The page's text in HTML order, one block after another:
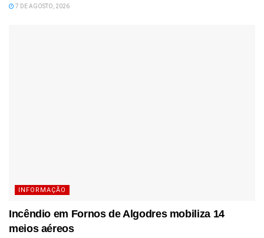
7 DE AGOSTO, 2026
INFORMAÇÃO
Incêndio em Fornos de Algodres mobiliza 14
meios aéreos